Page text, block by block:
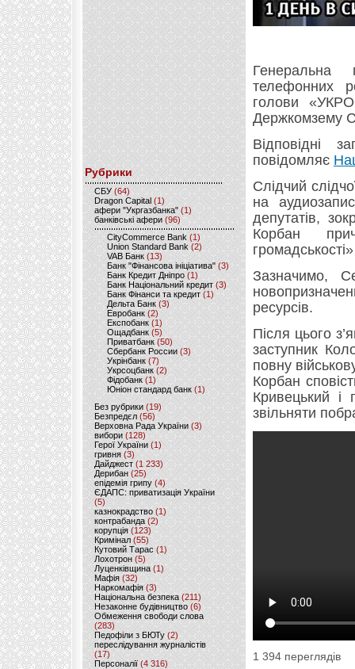
Рубрики
CБУ (64)
Dragon Capital (1)
афери "Укргазбанка" (1)
банківські афери (96)
CityCommerce Bank (1)
Union Standard Bank (2)
VAB Банк (13)
Банк "Фінансова ініціатива" (3)
Банк Кредит Дніпро (1)
Банк Національний кредит (3)
Банк Фінанси та кредит (1)
Дельта Банк (3)
Евробанк(2)
Експобанк (1)
Ощадбанк(5)
Приватбанк (50)
Сбербанк России (3)
Укрінбанк(7)
Укрсоцбанк (2)
Фідобанк (1)
Юніон стандард банк(1)
Без рубрики (19)
Безпредєл(56)
Верховна Рада України (3)
вибори(128)
Герої України(1)
гривня (3)
Дайджест (1 233)
Дерибан (25)
епідемія грипу (4)
ЄДАПС: приватизація України
(5)
казнокрадство (1)
контрабанда (2)
корупція (123)
Кримінал (55)
Кутовий Тарас (1)
Лохотрон(5)
Луценківщина (1)
Мафія (32)
Наркомафія (3)
Національна безпека (211)
Незаконне будівництво(6)
Обмеження свободи слова
(283)
Педофіли з БЮТу (2)
переслідування журналістів
(17)
Персоналії (4 316)
Генеральна
телефонних
голови
Держкомзему
Відповідні
повідомляє
Слідчий
на
депутатів,
Корбан
Зазначимо,
ресурсів.
Після цього
заступник
повну
Корбан
Кривецький
звільняти
1 394 переглядів